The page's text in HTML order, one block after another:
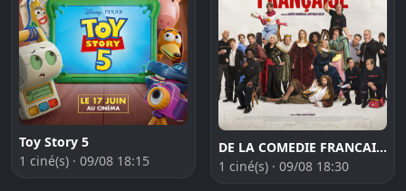
Toy Story 5
1 ciné(s) · 09/08 18:15
DE LA COMEDIE FRANCAISE
1 ciné(s) · 09/08 18:30